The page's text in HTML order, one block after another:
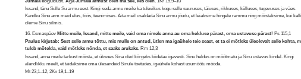
Issand, tänu Sulle Su armu eest. Kingi seda armu meile ka tulevikus kogu selle suuruses, täiuses, rikkuses, külluses, tugevuses ja väes.
Kandku Sinu arm meid elus, töös, teenimises. Aita meil usaldada Sinu armu jõudu, et leiaksime hingele rammu ning mõistaksime, kui
oleme Sinu silmis.
16. Esmaspäev Mitte meile, Issand, mitte meile, vaid oma nimele anna au oma helduse pärast, oma ustavuse pärast! Ps 115,1
Paulus kirjutab: Sest selle armu tõttu, mis mulle on antud, ütlen ma igaühele teie seast, et ta ei mõtleks üleolevalt selle kohta,
tuleb mõtelda, vaid mõtleks nõnda, et saaks arukaks. Rm 12,3
Issand, anna meile tarkust mõista, et üksnes Sina oled kõrgeks kiidetav igavesti. Sinu heldus on mõõtmatu ja Sinu ustavus kindel. Kingi
alandlikku meelt, et täidaksime oma ülesandeid Sinule toetudes, igaühele kohast usumõõtu mööda.
Mt 23,1–12; 2Kn 19,1–19